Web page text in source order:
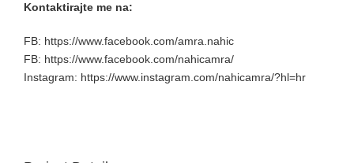
Kontaktirajte me na:
FB: https://www.facebook.com/amra.nahic
FB: https://www.facebook.com/nahicamra/
Instagram: https://www.instagram.com/nahicamra/?hl=hr